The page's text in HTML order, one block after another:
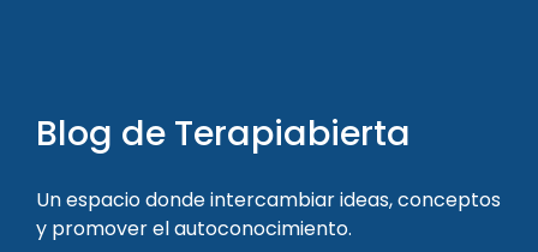
Blog de Terapiabierta
Un espacio donde intercambiar ideas, conceptos
y promover el autoconocimiento.